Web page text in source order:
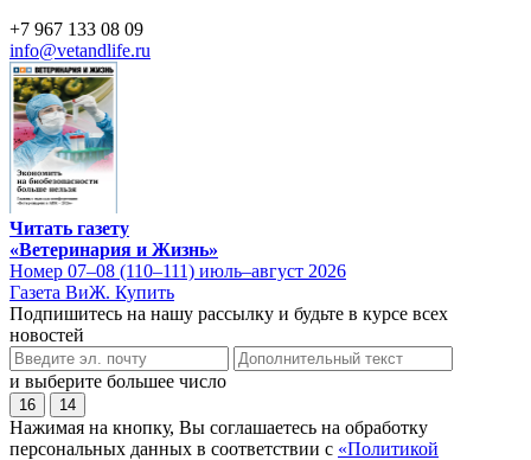
+7 967 133 08 09
info@vetandlife.ru
Читать газету
«Ветеринария и Жизнь»
Номер 07–08 (110–111) июль–август 2026
Газета ВиЖ. Купить
Подпишитесь на нашу рассылку и будьте в курсе всех
новостей
и выберите большее число
16 14
Нажимая на кнопку, Вы соглашаетесь на обработку
персональных данных в соответствии с «Политикой